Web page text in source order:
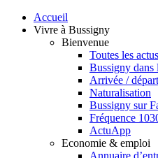
Accueil
Vivre à Bussigny
Bienvenue
Toutes les actus
Bussigny dans
Arrivée / départ
Naturalisation
Bussigny sur
Fréquence
ActuApp
Economie & emploi
Annuaire